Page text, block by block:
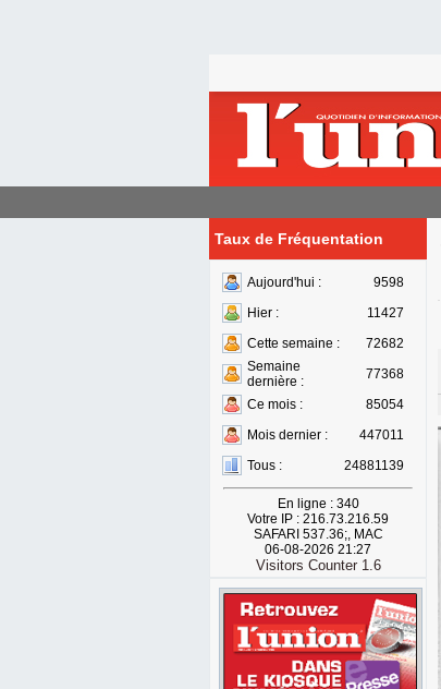
Taux de Fréquentation
Aujourd'hui :
9598
Hier :
11427
Cette semaine :
72682
Semaine
dernière :
77368
Ce mois :
85054
Mois dernier :
447011
Tous :
24881139
En ligne : 340
Votre IP : 216.73.216.59
SAFARI 537.36;, MAC
06-08-2026 21:27
Visitors Counter 1.6